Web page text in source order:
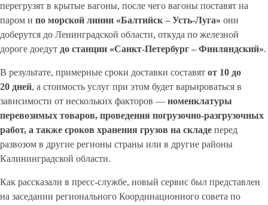
перегрузят в крытые вагоны, после чего вагоны поставят на
паром и по морской линии «Балтийск – Усть-Луга» они
доберутся до Ленинградской области, откуда по железной
дороге доедут до станции «Санкт-Петербург – Финляндский».
В результате, примерные сроки доставки составят от 10 до
20 дней, а стоимость услуг при этом будет варьироваться в
зависимости от нескольких факторов — номенклатуры
перевозимых товаров, проведения погрузочно-разгрузочных
работ, а также сроков хранения грузов на складе перед
развозом в другие регионы страны или в другие районы
Калининградской области.
Как рассказали в пресс-службе, новый сервис был представлен
на заседании регионального Координационного совета по